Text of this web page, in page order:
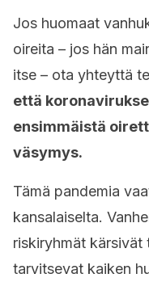
Jos huomaat
oireita – jos hän
itse – ota yhteyttä
että
ensimmäistä
väsymys.
Tämä pandemia
kansalaiselta.
riskiryhmät kärsivät
tarvitsevat kaiken